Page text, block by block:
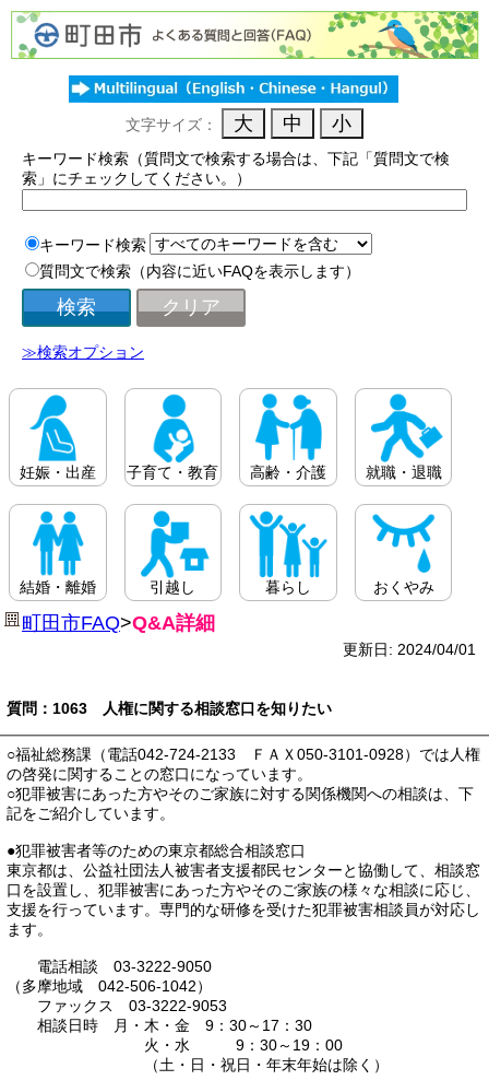
文字サイズ：
キーワード検索（質問文で検索する場合は、下記「質問文で検
索」にチェックしてください。）
キーワード検索
質問文で検索（内容に近いFAQを表示します）
≫検索オプション
妊娠・出産 子育て・教育 高齢・介護 就職・退職
結婚・離婚 引越し 暮らし おくやみ
町田市FAQ>Q&A詳細
更新日: 2024/04/01
質問：1063 人権に関する相談窓口を知りたい
○福祉総務課（電話042-724-2133 ＦＡＸ050-3101-0928）では人権
の啓発に関することの窓口になっています。
○犯罪被害にあった方やそのご家族に対する関係機関への相談は、下
記をご紹介しています。
●犯罪被害者等のための東京都総合相談窓口
東京都は、公益社団法人被害者支援都民センターと協働して、相談窓
口を設置し、犯罪被害にあった方やそのご家族の様々な相談に応じ、
支援を行っています。専門的な研修を受けた犯罪被害相談員が対応し
ます。
電話相談 03-3222-9050
（多摩地域 042-506-1042）
ファックス 03-3222-9053
相談日時 月・木・金 9：30～17：30
火・水 9：30～19：00
（土・日・祝日・年末年始は除く）